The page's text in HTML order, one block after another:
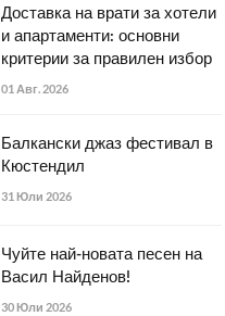
Доставка на врати за хотели
и апартаменти: основни
критерии за правилен избор
01 Авг. 2026
Балкански джаз фестивал в
Кюстендил
31 Юли 2026
Чуйте най-новата песен на
Васил Найденов!
30 Юли 2026